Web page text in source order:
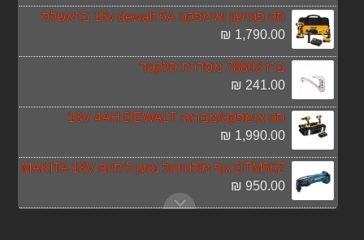
סט פטישון ואימפקט 18v dewalt 5A בראשלס
1,790.00 ₪
ברז 78803 מסדרת סלקטד
241.00 ₪
סט אימפקט/מברגה 18V 4AH DEWALT
1,990.00 ₪
DTM50Z גוף מולטיטול נטען ליתיום MAKITA 18V
950.00 ₪